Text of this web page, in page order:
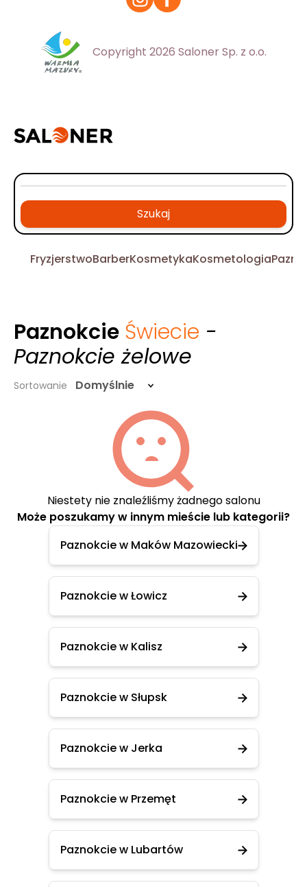
Copyright 2026 Saloner Sp. z o.o.
Szukaj
FryzjerstwoBarberKosmetykaKosmetologia
Paznokcie Świecie -
Paznokcie żelowe
Sortowanie Domyślnie
Niestety nie znaleźliśmy żadnego salonu
Może poszukamy w innym mieście lub kategorii?
Paznokcie w Maków Mazowiecki
Paznokcie w Łowicz
Paznokcie w Kalisz
Paznokcie w Słupsk
Paznokcie w Jerka
Paznokcie w Przemęt
Paznokcie w Lubartów